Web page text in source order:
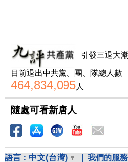
引發三退大潮
目前退出中共黨、團、隊總人數
464,834,095人
隨處可看新唐人
語言： 中文(台灣) 我們的服務